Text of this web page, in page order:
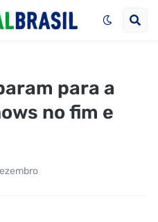
para a
no fim e